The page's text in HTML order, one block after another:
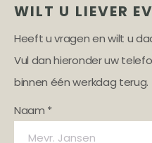
WILT U LIEVER
Heeft u vragen en wilt u
Vul dan hieronder uw
binnen één werkdag terug.
Naam *